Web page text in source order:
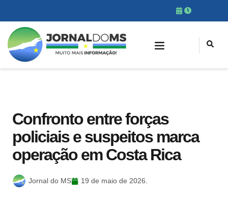
Confronto entre forças
policiais e suspeitos marca
operação em Costa Rica
Jornal do MS 19 de maio de 2026.